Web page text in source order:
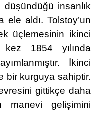
insanlık
ele aldı. Tolstoy’un
üçlemesinin ikinci
1854 yılında
İkinci
bir kurguya sahiptir.
gittikçe daha
manevi gelişimini